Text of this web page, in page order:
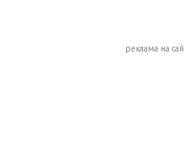
реклама на